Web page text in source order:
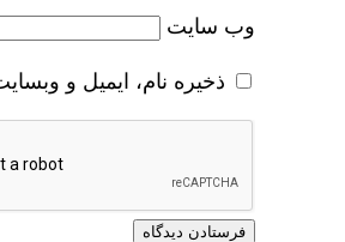
وب‌ سایت
ذخیره نام، ایمیل و